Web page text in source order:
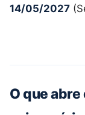
14/05/2027
O que abre